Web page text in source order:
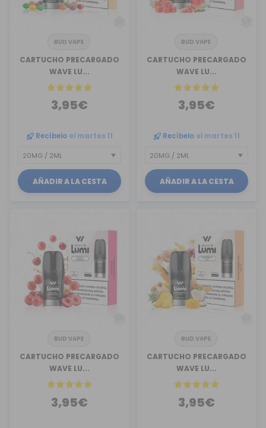
BUD VAPE
CARTUCHO PRECARGADO
WAVE LU...
3,95€
Recíbelo el martes 11
AÑADIR A LA CESTA
BUD VAPE
CARTUCHO PRECARGADO
WAVE LU...
3,95€
Recíbelo el martes 11
AÑADIR A LA CESTA
BUD VAPE
CARTUCHO PRECARGADO
WAVE LU...
3,95€
BUD VAPE
CARTUCHO PRECARGADO
WAVE LU...
3,95€